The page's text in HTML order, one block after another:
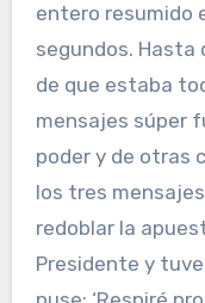
entero resumido
segundos. Hasta
de que estaba
mensajes súper
poder y de otras
los tres
redoblar la
Presidente y